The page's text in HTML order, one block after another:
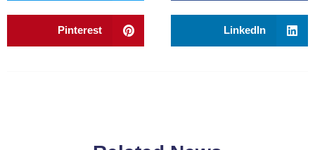
LinkedIn
Pinterest